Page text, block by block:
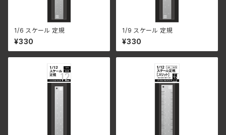
1/6 スケール 定規
¥330
1/9 スケール 定規
¥330